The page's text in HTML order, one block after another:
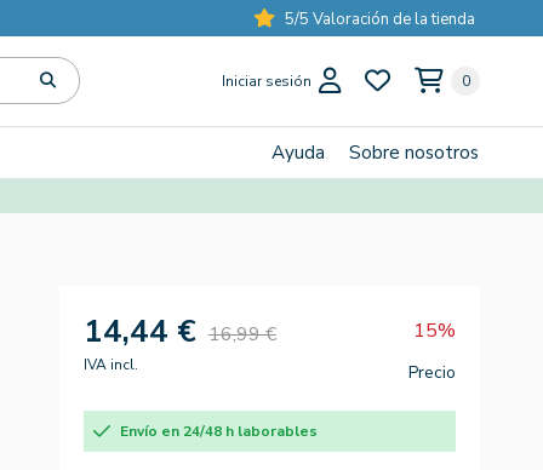
5/5 Valoración de la tienda
Iniciar sesión 0
Ayuda Sobre nosotros
14,44 € 16,99 € 15%
IVA incl. Precio
Envío en 24/48 h laborables